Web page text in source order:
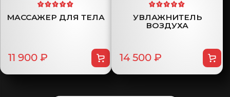
МАССАЖЕР ДЛЯ ТЕЛА
11 900 ₽
УВЛАЖНИТЕЛЬ
ВОЗДУХА
14 500 ₽